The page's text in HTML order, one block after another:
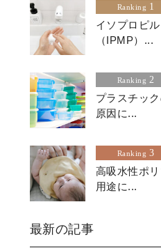
Ranking 1
イソプロピ
（IPMP）...
Ranking 2
プラスチッ
原因に...
Ranking 3
高吸水性ポ
用途に...
最新の記事